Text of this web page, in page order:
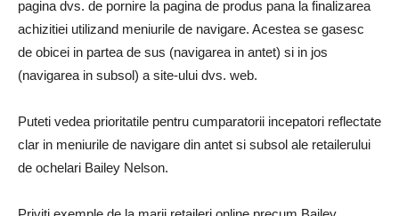
pagina dvs. de pornire la pagina de produs pana la finalizarea
achizitiei utilizand meniurile de navigare. Acestea se gasesc
de obicei in partea de sus (navigarea in antet) si in jos
(navigarea in subsol) a site-ului dvs. web.
Puteti vedea prioritatile pentru cumparatorii incepatori reflectate
clar in meniurile de navigare din antet si subsol ale retailerului
de ochelari Bailey Nelson.